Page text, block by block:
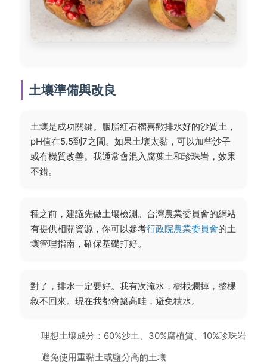
土壤準備與改良
土壤是成功關鍵。胭脂紅石榴喜歡排水好的沙質土，
pH值在5.5到7之間。如果土壤太黏，可以加些沙子
或有機質改善。我通常會混入腐葉土和珍珠岩，效果
不錯。
種之前，建議先做土壤檢測。台灣農業委員會的網站
有提供相關資源，你可以參考行政院農業委員會的土
壤管理指南，確保基礎打好。
對了，排水一定要好。我有次淹水，樹根爛掉，整棵
救不回來。現在我都會築高畦，避免積水。
理想土壤成分：60%沙土、30%腐植質、10%珍珠岩
避免使用重黏土或鹽分高的土壤